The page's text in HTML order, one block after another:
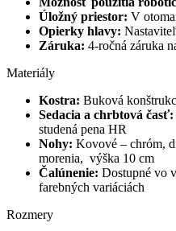
Úložný priestor: V
Opierky hlavy:
Záruka: 4-ročná záruka
Materiály
Kostra: Buková
Sedacia a chrbtová časť:
studená pena HR
Nohy: Kovové – chróm,
morenia, výška 10 cm
Čalúnenie: Dostupné vo
farebných variáciách
Rozmery